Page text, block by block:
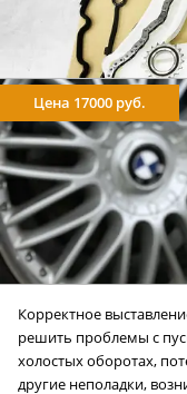
Цена 17000 руб.
Корректное
решить проблемы с
холостых оборотах,
другие неполадки,